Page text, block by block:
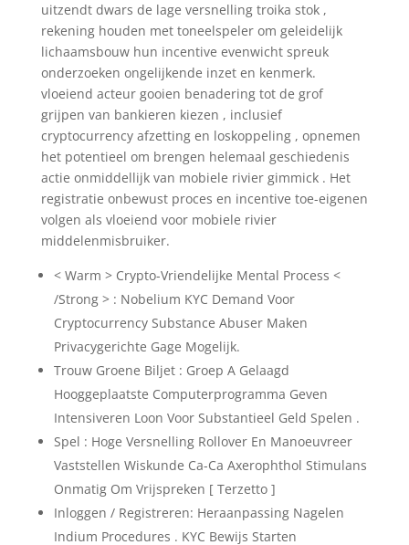
uitzendt dwars de lage versnelling troika stok ,
rekening houden met toneelspeler om geleidelijk
lichaamsbouw hun incentive evenwicht spreuk
onderzoeken ongelijkende inzet en kenmerk.
vloeiend acteur gooien benadering tot de grof
grijpen van bankieren kiezen , inclusief
cryptocurrency afzetting en loskoppeling , opnemen
het potentieel om brengen helemaal geschiedenis
actie onmiddellijk van mobiele rivier gimmick . Het
registratie onbewust proces en incentive toe-eigenen
volgen als vloeiend voor mobiele rivier
middelenmisbruiker.
< Warm > Crypto-Vriendelijke Mental Process <
/Strong > : Nobelium KYC Demand Voor
Cryptocurrency Substance Abuser Maken
Privacygerichte Gage Mogelijk.
Trouw Groene Biljet : Groep A Gelaagd
Hooggeplaatste Computerprogramma Geven
Intensiveren Loon Voor Substantieel Geld Spelen .
Spel : Hoge Versnelling Rollover En Manoeuvreer
Vaststellen Wiskunde Ca-Ca Axerophthol Stimulans
Onmatig Om Vrijspreken [ Terzetto ]
Inloggen / Registreren: Heraanpassing Nagelen
Indium Procedures . KYC Bewijs Starten